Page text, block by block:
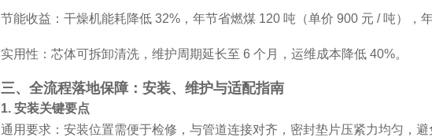
节能收益：干燥机能耗降低 32%，年节省燃煤 120 吨（单价 900 元 / 吨），
实用性：芯体可拆卸清洗，维护周期延长至 6 个月，运维成本降低 40%。
三、全流程落地保障：安装、维护与适配指南
1. 安装关键要点
通用要求：安装位置需便于检修，与管道连接对齐，密封垫片压紧力均匀，避